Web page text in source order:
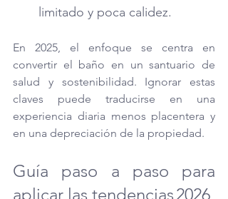
limitado y poca calidez.
En 2025, el enfoque se centra en
convertir el baño en un santuario de
salud y sostenibilidad. Ignorar estas
claves puede traducirse en una
experiencia diaria menos placentera y
en una depreciación de la propiedad.
Guía paso a paso para
aplicar las tendencias 2026